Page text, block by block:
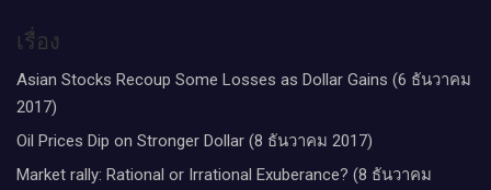
เรื่อง
Asian Stocks Recoup Some Losses as Dollar Gains (6 ธันวาคม
2017)
Oil Prices Dip on Stronger Dollar (8 ธันวาคม 2017)
Market rally: Rational or Irrational Exuberance? (8 ธันวาคม